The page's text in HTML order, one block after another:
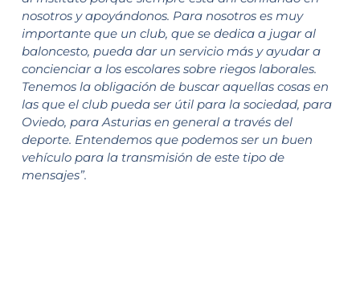
nosotros y apoyándonos. Para nosotros es muy
importante que un club, que se dedica a jugar al
baloncesto, pueda dar un servicio más y ayudar a
concienciar a los escolares sobre riegos laborales.
Tenemos la obligación de buscar aquellas cosas en
las que el club pueda ser útil para la sociedad, para
Oviedo, para Asturias en general a través del
deporte. Entendemos que podemos ser un buen
vehículo para la transmisión de este tipo de
mensajes”.